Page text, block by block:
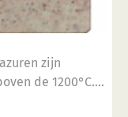
zijn
de 1200°C.
biscuit